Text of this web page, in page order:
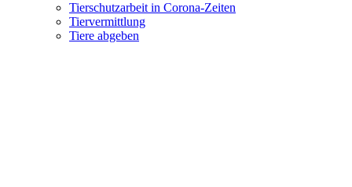
Tierschutzarbeit in Corona-Zeiten
Tiervermittlung
Tiere abgeben